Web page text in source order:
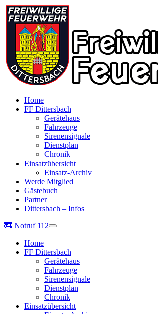
Home
FF Dittersbach
Gerätehaus
Fahrzeuge
Sirenensignale
Dienstplan
Chronik
Einsatzübersicht
Einsatz-Archiv
Werde Mitglied
Gästebuch
Partner
Dittersbach – Infos
🚒 Notruf 112
Home
FF Dittersbach
Gerätehaus
Fahrzeuge
Sirenensignale
Dienstplan
Chronik
Einsatzübersicht